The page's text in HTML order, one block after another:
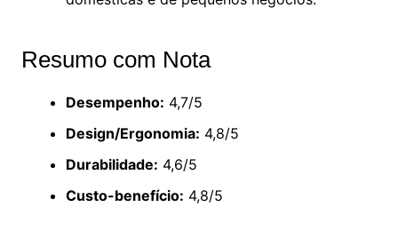
Resumo com Nota
Desempenho: 4,7/5
Design/Ergonomia: 4,8/5
Durabilidade: 4,6/5
Custo-benefício: 4,8/5